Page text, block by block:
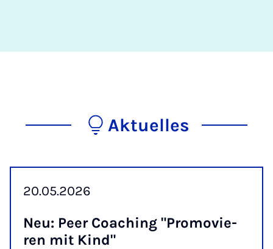
Aktuelles
20.05.2026
Neu: Peer Coa­ching "Pro­mo­vie­
ren mit Kind"